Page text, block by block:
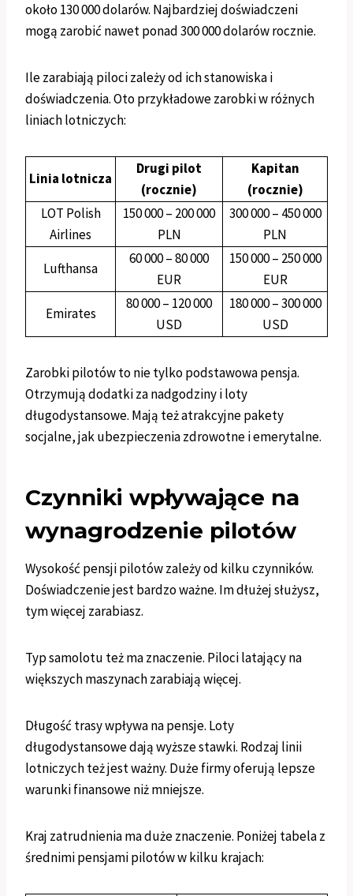
około 130 000 dolarów. Najbardziej doświadczeni
mogą zarobić nawet ponad 300 000 dolarów rocznie.
Ile zarabiają piloci zależy od ich stanowiska i
doświadczenia. Oto przykładowe zarobki w różnych
liniach lotniczych:
Linia lotnicza
Drugi pilot
(rocznie)
Kapitan
(rocznie)
LOT Polish
Airlines
150 000 – 200 000
PLN
300 000 – 450 000
PLN
Lufthansa
60 000 – 80 000
EUR
150 000 – 250 000
EUR
Emirates
80 000 – 120 000
USD
180 000 – 300 000
USD
Zarobki pilotów to nie tylko podstawowa pensja.
Otrzymują dodatki za nadgodziny i loty
długodystansowe. Mają też atrakcyjne pakety
socjalne, jak ubezpieczenia zdrowotne i emerytalne.
Czynniki wpływające na
wynagrodzenie pilotów
Wysokość pensji pilotów zależy od kilku czynników.
Doświadczenie jest bardzo ważne. Im dłużej służysz,
tym więcej zarabiasz.
Typ samolotu też ma znaczenie. Piloci latający na
większych maszynach zarabiają więcej.
Długość trasy wpływa na pensje. Loty
długodystansowe dają wyższe stawki. Rodzaj linii
lotniczych też jest ważny. Duże firmy oferują lepsze
warunki finansowe niż mniejsze.
Kraj zatrudnienia ma duże znaczenie. Poniżej tabela z
średnimi pensjami pilotów w kilku krajach: